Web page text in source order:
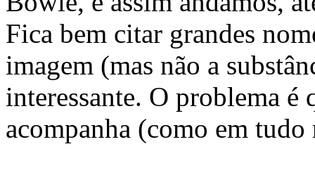
Fica bem citar grandes
imagem (mas não a
interessante. O problema é
acompanha (como em